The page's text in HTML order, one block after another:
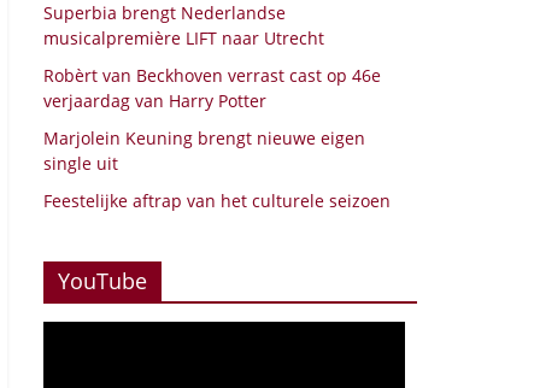
Superbia brengt Nederlandse
musicalpremière LIFT naar Utrecht
Robèrt van Beckhoven verrast cast op 46e
verjaardag van Harry Potter
Marjolein Keuning brengt nieuwe eigen
single uit
Feestelijke aftrap van het culturele seizoen
YouTube